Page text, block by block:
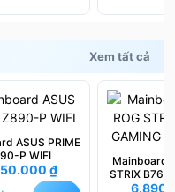
Xem tất cả
ASUS PRIME
P WIFI
₫
Mainboard
STRIX
WIFI